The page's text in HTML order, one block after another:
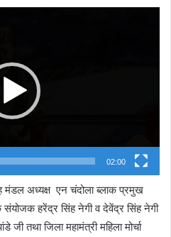
02:00
मंडल अध्यक्ष एन चंदोला ब्लाक प्रमुख
संयोजक हरेंद्र सिंह नेगी व देवेंद्र सिंह नेगी
तथा जिला महामंत्री महिला मोर्चा